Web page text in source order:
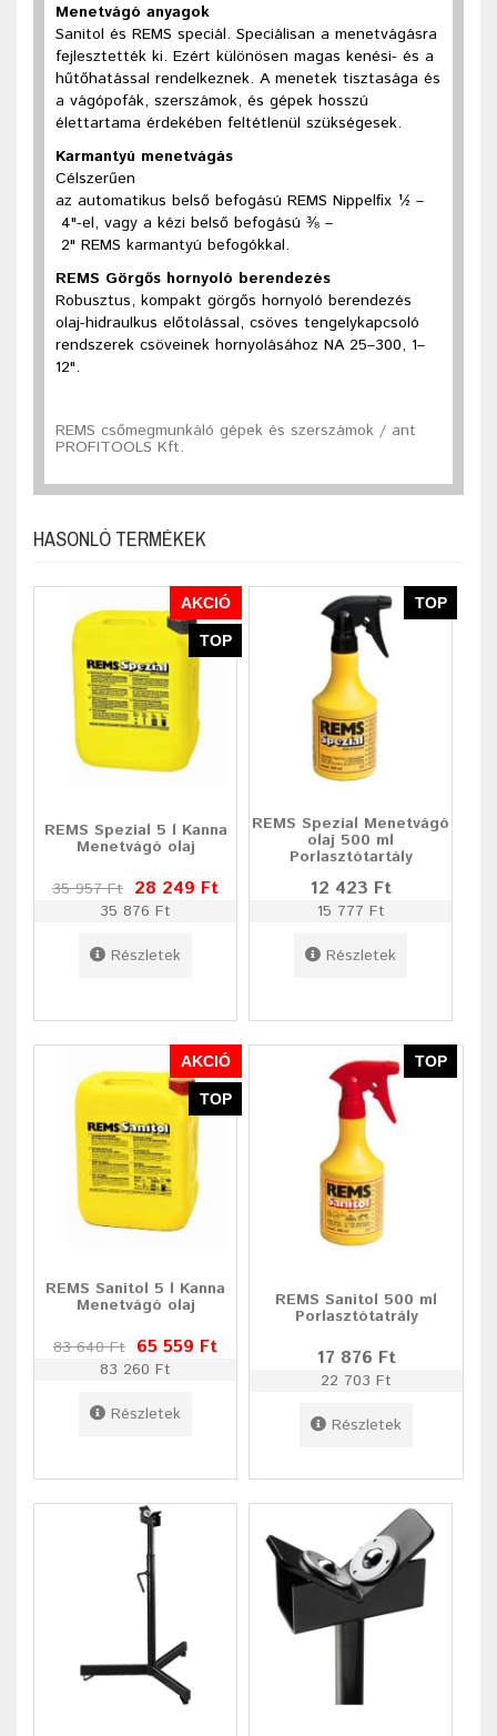
Menetvágó anyagok
Sanitol és REMS speciál. Speciálisan a menetvágásra
fejlesztették ki. Ezért különösen magas kenési- és a
hűtőhatással rendelkeznek. A menetek tisztasága és
a vágópofák, szerszámok, és gépek hosszú
élettartama érdekében feltétlenül szükségesek.
Karmantyú menetvágás
Célszerűen
az automatikus belső befogású REMS Nippelﬁx ½ –
4"-el, vagy a kézi belső befogású ⅜ –
2" REMS karmantyú befogókkal.
REMS Görgős hornyoló berendezés
Robusztus, kompakt görgős hornyoló berendezés
olaj-hidraulkus előtolással, csöves tengelykapcsoló
rendszerek csöveinek hornyolásához NA 25–300, 1–
12".
REMS csőmegmunkáló gépek és szerszámok / ant
PROFITOOLS Kft.
HASONLÓ TERMÉKEK
AKCIÓ
TOP
REMS Spezial 5 l Kanna
Menetvágó olaj
35 957 Ft 28 249 Ft
35 876 Ft
Részletek
TOP
REMS Spezial Menetvágó
olaj 500 ml
Porlasztótartály
12 423 Ft
15 777 Ft
Részletek
AKCIÓ
TOP
REMS Sanitol 5 l Kanna
Menetvágó olaj
83 640 Ft 65 559 Ft
83 260 Ft
Részletek
TOP
REMS Sanitol 500 ml
Porlasztótatrály
17 876 Ft
22 703 Ft
Részletek